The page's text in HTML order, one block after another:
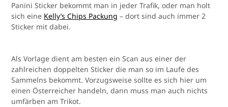
Panini Sticker bekommt man in jeder Trafik, oder man holt
sich eine Kelly’s Chips Packung – dort sind auch immer 2
Sticker mit dabei.
Als Vorlage dient am besten ein Scan aus einer der
zahlreichen doppelten Sticker die man so im Laufe des
Sammelns bekommt. Vorzugsweise sollte es sich hier um
einen Österreicher handeln, dann muss man auch nichts
umfärben am Trikot.